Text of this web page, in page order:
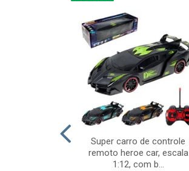
Super carro de controle
remoto heroe car, escala
1:12, com b...